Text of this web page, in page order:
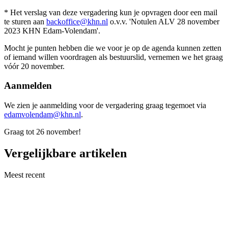
* Het verslag van deze vergadering kun je opvragen door een mail
te sturen aan backoffice@khn.nl o.v.v. 'Notulen ALV 28 november
2023 KHN Edam-Volendam'.
Mocht je punten hebben die we voor je op de agenda kunnen zetten
of iemand willen voordragen als bestuurslid, vernemen we het graag
vóór 20 november.
Aanmelden
We zien je aanmelding voor de vergadering graag tegemoet via
edamvolendam@khn.nl.
Graag tot 26 november!
Vergelijkbare artikelen
Meest recent